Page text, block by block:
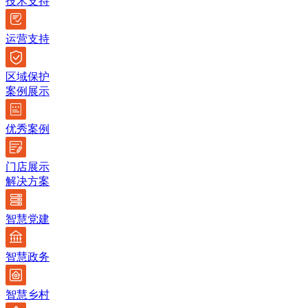
运营支持
区域保护
案例展示
优秀案例
门店展示
解决方案
智慧党建
智慧政务
智慧乡村